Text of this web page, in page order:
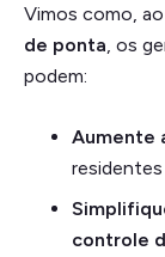
Vimos como,
de ponta, os
podem:
Aumente
controle